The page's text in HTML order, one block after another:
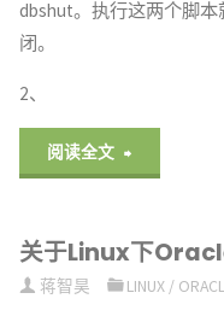
dbshut。执行这两个脚本
闭。
2、
阅读全文
Linux
关于Linux下
蒋智昊 LINUX /